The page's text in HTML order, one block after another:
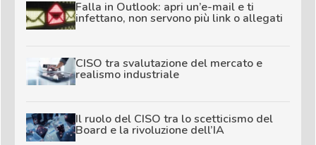
Falla in Outlook: apri un’e-mail e ti
infettano, non servono più link o allegati
CISO tra svalutazione del mercato e
realismo industriale
Il ruolo del CISO tra lo scetticismo del
Board e la rivoluzione dell’IA